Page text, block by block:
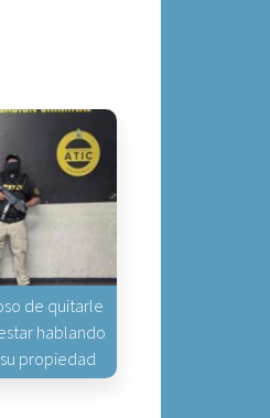
de quitarle
hablando
propiedad